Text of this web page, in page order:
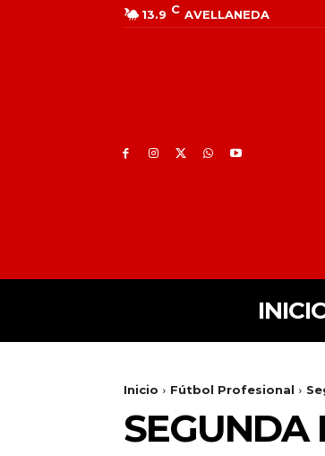
13.9 C AVELLANEDA
Inicio Fútbol Profesional
SEGUNDA